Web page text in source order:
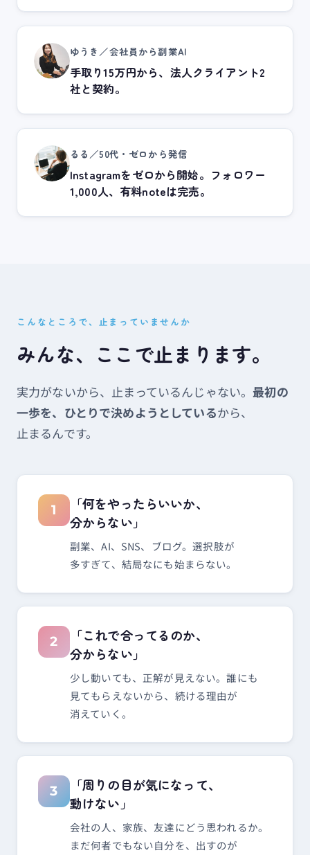
ゆうき／会社員から副業AI
手取り15万円から、法人クライアント2
社と契約。
るる／50代・ゼロから発信
Instagramをゼロから開始。フォロワー
1,000人、有料noteは完売。
こんなところで、止まっていませんか
みんな、​ここで​止まります。
実力が​ないから、​止まっているんじゃない。​最初の​
一歩を、​ひとりで​決めようと​しているから、​
止まるんです。
1
「何を​やったら​いいか、​
分からない」
副業、​AI、​SNS、​ブログ。​選択肢が​
多すぎて、​結局なにも​始まらない。
2
「これで​合ってるのか、​
分からない」
少し​動いても、​正解が​見えない。​誰にも​
見て​もらえないから、​続ける​理由が​
消えていく。
3
「周りの​目が​気に​なって、​
動けない」
会社の​人、​家族、​友達に​どう​思われるか。​
まだ​何者でもない​自分を、​出すのが​